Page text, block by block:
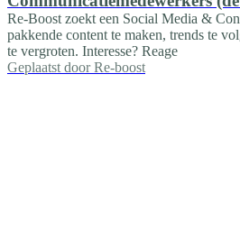
Re-Boost zoekt een Social Media &
pakkende content te maken, trends te
te vergroten. Interesse? Reage
Geplaatst door Re-boost